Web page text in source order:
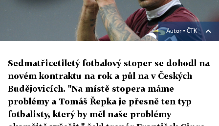
Autor ▪ ČTK
Sedmatřicetiletý fotbalový stoper se dohodl na
novém kontraktu na rok a půl na v Českých
Budějovicích. "Na místě stopera máme
problémy a Tomáš Řepka je přesně ten typ
fotbalisty, který by měl naše problémy